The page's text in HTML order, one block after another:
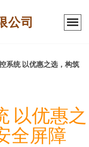
公司
系统 以优惠之选，构筑
以优惠之
全屏障